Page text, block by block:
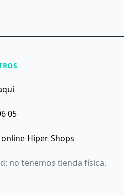
05
Hiper Shops
no tenemos tienda física.